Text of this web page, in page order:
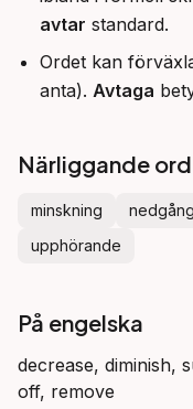
avtar standard.
Ordet kan
anta). Avtaga
Närliggande ord
minskning nedgång
upphörande
På engelska
decrease, diminish,
off, remove